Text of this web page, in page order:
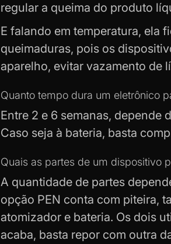
regular a queima do produto
E falando em temperatura, ela
queimaduras, pois os
aparelho, evitar vazamento de
Quanto tempo dura um eletrônico
Entre 2 e 6 semanas, depende
Caso seja à bateria, basta
Quais as partes de um dispositivo
A quantidade de partes
opção PEN conta com piteira,
atomizador e bateria. Os dois
acaba, basta repor com outra